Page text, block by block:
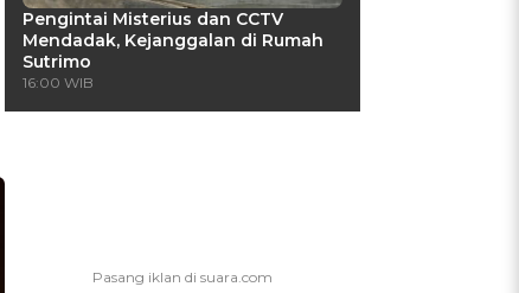
Pengintai Misterius dan CCTV
Mendadak, Kejanggalan di Rumah
Sutrimo
16:00 WIB